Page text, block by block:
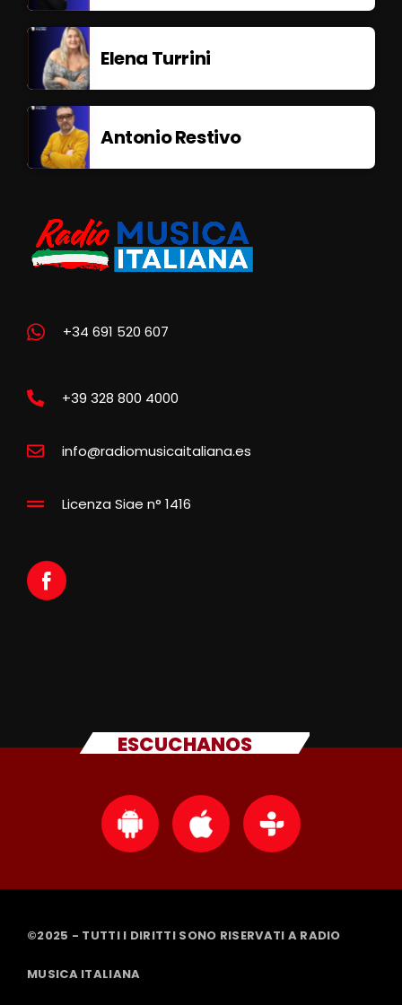
Elena Turrini
Antonio Restivo
+34 691 520 607
+39 328 800 4000
info@radiomusicaitaliana.es
Licenza Siae n° 1416
ESCUCHANOS
©2025 - TUTTI I DIRITTI SONO RISERVATI A RADIO
MUSICA ITALIANA